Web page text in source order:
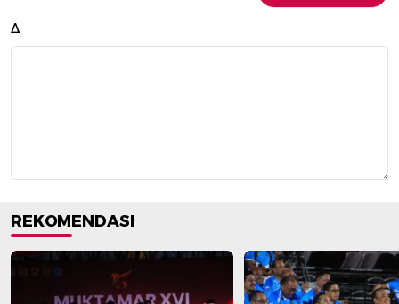
Δ
REKOMENDASI